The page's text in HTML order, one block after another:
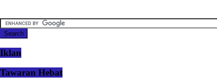
Iklan
Tawaran Hebat